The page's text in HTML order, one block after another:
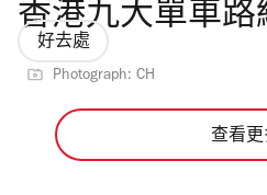
香港九大單車路
好去處
Photograph: CH
查看更